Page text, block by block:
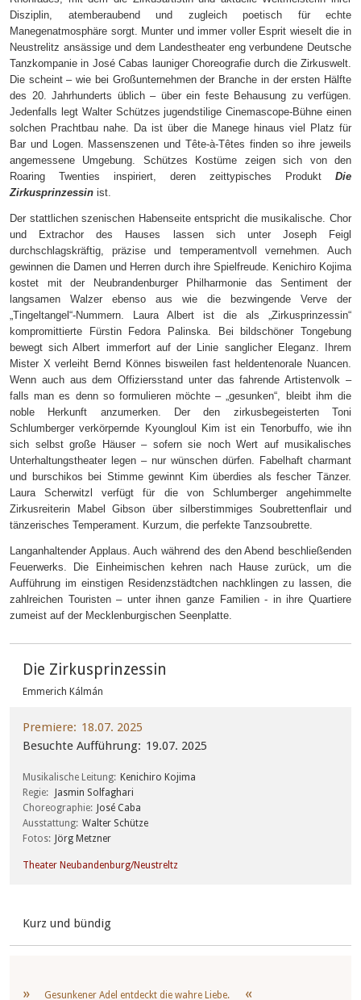
Disziplin, atemberaubend und zugleich poetisch für echte
Manegenatmosphäre sorgt. Munter und immer voller Esprit wieselt die in
Neustrelitz ansässige und dem Landestheater eng verbundene Deutsche
Tanzkompanie in José Cabas launiger Choreografie durch die Zirkuswelt.
Die scheint – wie bei Großunternehmen der Branche in der ersten Hälfte
des 20. Jahrhunderts üblich – über ein feste Behausung zu verfügen.
Jedenfalls legt Walter Schützes jugendstilige Cinemascope-Bühne einen
solchen Prachtbau nahe. Da ist über die Manege hinaus viel Platz für
Bar und Logen. Massenszenen und Tête-à-Têtes finden so ihre jeweils
angemessene Umgebung. Schützes Kostüme zeigen sich von den
Roaring Twenties inspiriert, deren zeittypisches Produkt Die
Zirkusprinzessin ist.
Der stattlichen szenischen Habenseite entspricht die musikalische. Chor
und Extrachor des Hauses lassen sich unter Joseph Feigl
durchschlagskräftig, präzise und temperamentvoll vernehmen. Auch
gewinnen die Damen und Herren durch ihre Spielfreude. Kenichiro Kojima
kostet mit der Neubrandenburger Philharmonie das Sentiment der
langsamen Walzer ebenso aus wie die bezwingende Verve der
„Tingeltangel“-Nummern. Laura Albert ist die als „Zirkusprinzessin“
kompromittierte Fürstin Fedora Palinska. Bei bildschöner Tongebung
bewegt sich Albert immerfort auf der Linie sanglicher Eleganz. Ihrem
Mister X verleiht Bernd Könnes bisweilen fast heldentenorale Nuancen.
Wenn auch aus dem Offiziersstand unter das fahrende Artistenvolk –
falls man es denn so formulieren möchte – „gesunken“, bleibt ihm die
noble Herkunft anzumerken. Der den zirkusbegeisterten Toni
Schlumberger verkörpernde Kyoungloul Kim ist ein Tenorbuffo, wie ihn
sich selbst große Häuser – sofern sie noch Wert auf musikalisches
Unterhaltungstheater legen – nur wünschen dürfen. Fabelhaft charmant
und burschikos bei Stimme gewinnt Kim überdies als fescher Tänzer.
Laura Scherwitzl verfügt für die von Schlumberger angehimmelte
Zirkusreiterin Mabel Gibson über silberstimmiges Soubrettenflair und
tänzerisches Temperament. Kurzum, die perfekte Tanzsoubrette.
Langanhaltender Applaus. Auch während des den Abend beschließenden
Feuerwerks. Die Einheimischen kehren nach Hause zurück, um die
Aufführung im einstigen Residenzstädtchen nachklingen zu lassen, die
zahlreichen Touristen – unter ihnen ganze Familien - in ihre Quartiere
zumeist auf der Mecklenburgischen Seenplatte.
Die Zirkusprinzessin
Emmerich Kálmán
Premiere
18.07. 2025
Besuchte Aufführung
19.07. 2025
Musikalische Leitung Kenichiro Kojima
Regie
Jasmin Solfaghari
Choreographie José Caba
Ausstattung Walter Schütze
Fotos Jörg Metzner
Theater Neubandenburg/Neustreltz
Kurz und bündig
Gesunkener Adel entdeckt die wahre Liebe.